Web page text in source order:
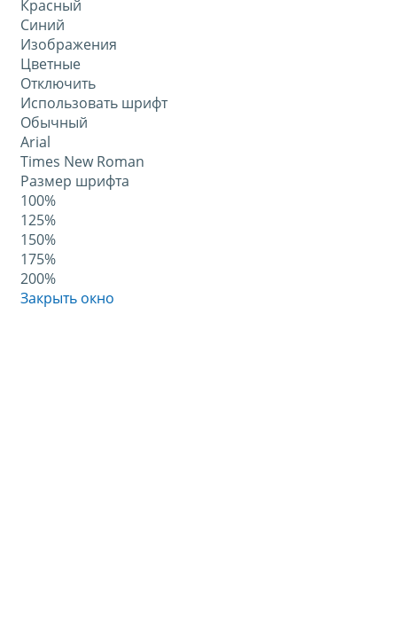
Красный
Синий
Изображения
Цветные
Отключить
Использовать шрифт
Обычный
Arial
Times New Roman
Размер шрифта
100%
125%
150%
175%
200%
Закрыть окно